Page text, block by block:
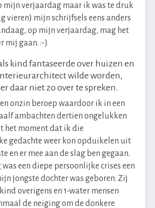
mijn verjaardag maar ik was te druk
vieren) mijn schrijfsels eens anders
op mijn verjaardag, mag het
mij gaan. :-)
kind fantaseerde over huizen en
wilde worden,
daar niet zo over te spreken.
onzin beroep waardoor ik in een
ambachten dertien ongelukken
het moment dat ik die
gedachte weer kon opduikelen uit
en er mee aan de slag ben gegaan.
een diepe persoonlijke crises een
jongste dochter was geboren. Zij
overigens en 1-water mensen
de neiging om de donkere